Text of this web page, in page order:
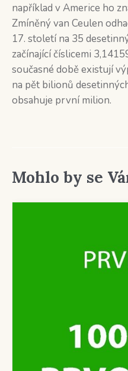
například v Americe ho
Zmíněný van Ceulen
17. století na 35
začínající číslicemi
současné době existují
na pět bilionů
obsahuje první milion.
Mohlo by se